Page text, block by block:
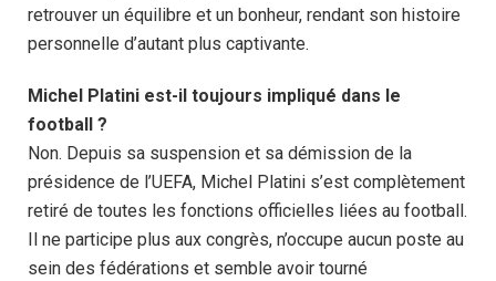
retrouver un équilibre et un bonheur, rendant son histoire
personnelle d’autant plus captivante.
Michel Platini est-il toujours impliqué dans le
football ?
Non. Depuis sa suspension et sa démission de la
présidence de l’UEFA, Michel Platini s’est complètement
retiré de toutes les fonctions officielles liées au football.
Il ne participe plus aux congrès, n’occupe aucun poste au
sein des fédérations et semble avoir tourné